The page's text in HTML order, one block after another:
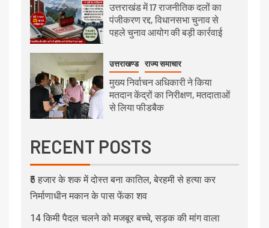
उत्तराखंड में 17 राजनीतिक दलों का
पंजीकरण रद्द, विधानसभा चुनाव से
पहले चुनाव आयोग की बड़ी कार्रवाई
उत्तराखण्ड राज्य समाचार
मुख्य निर्वाचन अधिकारी ने किया
मतदान केंद्रों का निरीक्षण, मतदाताओं
से लिया फीडबैक
RECENT POSTS
₹5 हजार के शक में दोस्त बना कातिल, बेरहमी से हत्या कर
निर्माणाधीन मकान के पास फेंका शव
14 किमी पैदल चलने को मजबूर बच्चे, सड़क की मांग वाला